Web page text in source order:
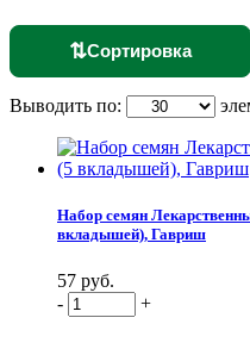
⇅Сортировка
Выводить по:
Набор семян
вкладышей), Гавриш
57 руб.
-
+